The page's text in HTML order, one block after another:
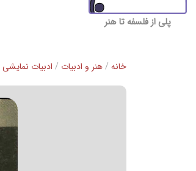
پلی از فلسفه تا هنر
خانه /هنر و ادبیات / ادبیات نمایشی